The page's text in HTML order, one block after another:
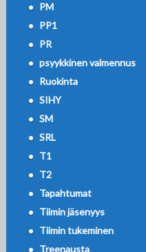
PM
PP1
PR
psyykkinen valmennus
Ruokinta
SIHY
SM
SRL
T1
T2
Tapahtumat
Tiimin jäsenyys
Tiimin tukeminen
Treenausta